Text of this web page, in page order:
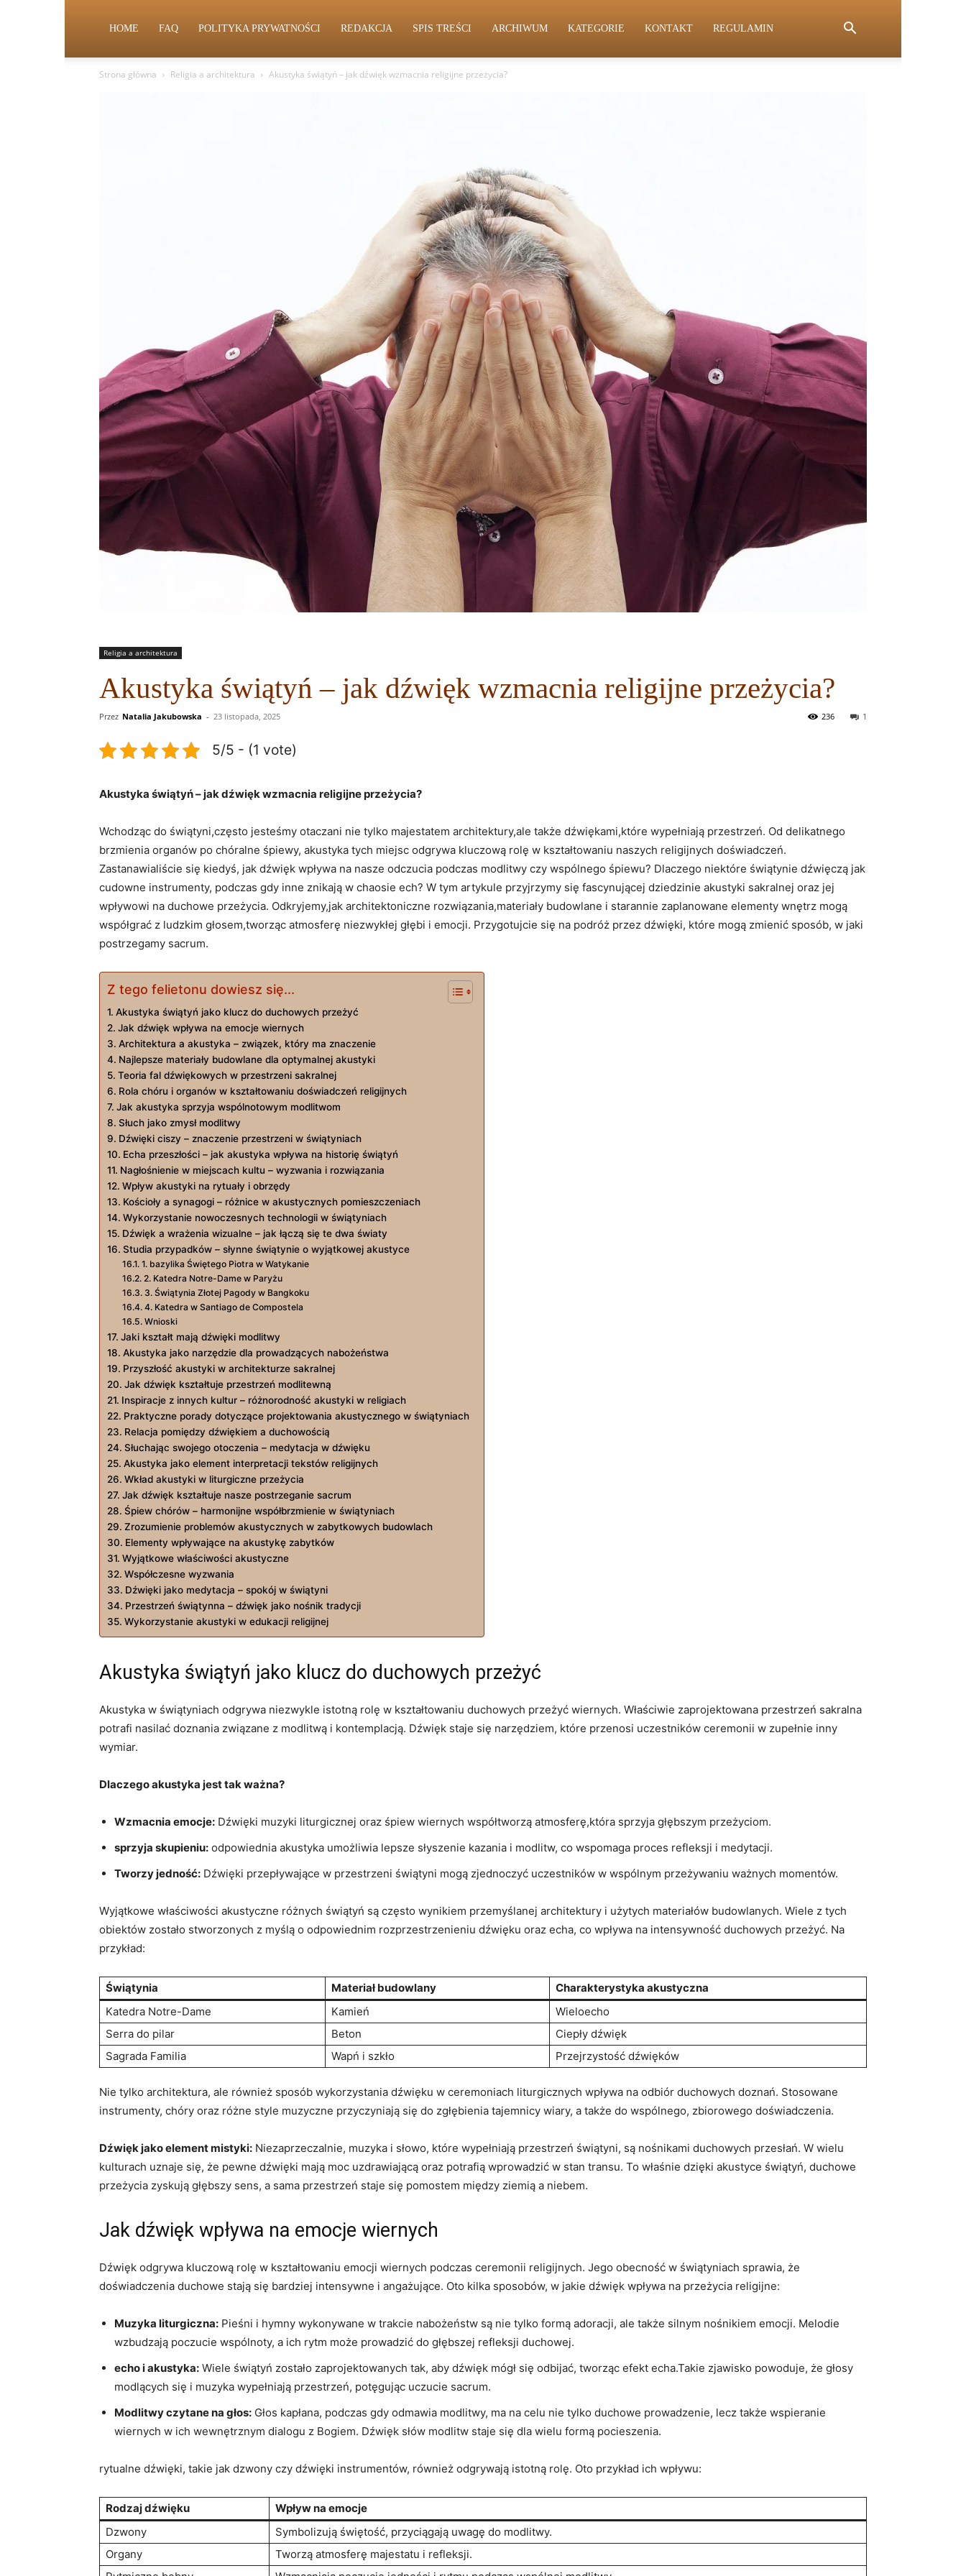
HOME FAQ POLITYKA PRYWATNOŚCI REDAKCJA SPIS TREŚCI ARCHIWUM KATEGORIE KONTAKT REGULAMIN
Strona główna Religia a architektura Akustyka świątyń – jak dźwięk wzmacnia religijne przeżycia?
Religia a architektura
Akustyka świątyń – jak dźwięk wzmacnia religijne przeżycia?
Przez Natalia Jakubowska - 23 listopada, 2025 1
236
5/5 - (1 vote)
Akustyka świątyń – jak dźwięk wzmacnia religijne przeżycia?
Wchodząc do świątyni,często jesteśmy otaczani nie tylko majestatem architektury,ale także dźwiękami,które wypełniają przestrzeń. Od delikatnego
brzmienia organów po chóralne śpiewy, akustyka tych miejsc odgrywa kluczową rolę w kształtowaniu naszych religijnych doświadczeń.
Zastanawialiście się kiedyś, jak dźwięk wpływa na nasze odczucia podczas modlitwy czy wspólnego śpiewu? Dlaczego niektóre świątynie dźwięczą jak
cudowne instrumenty, podczas gdy inne znikają w chaosie ech? W tym artykule przyjrzymy się fascynującej dziedzinie akustyki sakralnej oraz jej
wpływowi na duchowe przeżycia. Odkryjemy,jak architektoniczne rozwiązania,materiały budowlane i starannie zaplanowane elementy wnętrz mogą
współgrać z ludzkim głosem,tworząc atmosferę niezwykłej głębi i emocji. Przygotujcie się na podróż przez dźwięki, które mogą zmienić sposób, w jaki
postrzegamy sacrum.
Z tego felietonu dowiesz się...
Akustyka świątyń jako klucz do duchowych przeżyć
Jak dźwięk wpływa na emocje wiernych
Architektura a akustyka – związek, który ma znaczenie
Najlepsze materiały budowlane dla optymalnej akustyki
Teoria fal dźwiękowych w przestrzeni sakralnej
Rola chóru i organów w kształtowaniu doświadczeń religijnych
Jak akustyka sprzyja wspólnotowym modlitwom
Słuch jako zmysł modlitwy
Dźwięki ciszy – znaczenie przestrzeni w świątyniach
Echa przeszłości – jak akustyka wpływa na historię świątyń
Nagłośnienie w miejscach kultu – wyzwania i rozwiązania
Wpływ akustyki na rytuały i obrzędy
Kościoły a synagogi – różnice w akustycznych pomieszczeniach
Wykorzystanie nowoczesnych technologii w świątyniach
Dźwięk a wrażenia wizualne – jak łączą się te dwa światy
Studia przypadków – słynne świątynie o wyjątkowej akustyce
1. bazylika Świętego Piotra w Watykanie
2. Katedra Notre-Dame w Paryżu
3. Świątynia Złotej Pagody w Bangkoku
4. Katedra w Santiago de Compostela
Wnioski
Jaki kształt mają dźwięki modlitwy
Akustyka jako narzędzie dla prowadzących nabożeństwa
Przyszłość akustyki w architekturze sakralnej
Jak dźwięk kształtuje przestrzeń modlitewną
Inspiracje z innych kultur – różnorodność akustyki w religiach
Praktyczne porady dotyczące projektowania akustycznego w świątyniach
Relacja pomiędzy dźwiękiem a duchowością
Słuchając swojego otoczenia – medytacja w dźwięku
Akustyka jako element interpretacji tekstów religijnych
Wkład akustyki w liturgiczne przeżycia
Jak dźwięk kształtuje nasze postrzeganie sacrum
Śpiew chórów – harmonijne współbrzmienie w świątyniach
Zrozumienie problemów akustycznych w zabytkowych budowlach
Elementy wpływające na akustykę zabytków
Wyjątkowe właściwości akustyczne
Współczesne wyzwania
Dźwięki jako medytacja – spokój w świątyni
Przestrzeń świątynna – dźwięk jako nośnik tradycji
Wykorzystanie akustyki w edukacji religijnej
Akustyka świątyń jako klucz do duchowych przeżyć
Akustyka w świątyniach odgrywa niezwykle istotną rolę w kształtowaniu duchowych przeżyć wiernych. Właściwie zaprojektowana przestrzeń sakralna
potrafi nasilać doznania związane z modlitwą i kontemplacją. Dźwięk staje się narzędziem, które przenosi uczestników ceremonii w zupełnie inny
wymiar.
Dlaczego akustyka jest tak ważna?
Wzmacnia emocje: Dźwięki muzyki liturgicznej oraz śpiew wiernych współtworzą atmosferę,która sprzyja głębszym przeżyciom.
sprzyja skupieniu: odpowiednia akustyka umożliwia lepsze słyszenie kazania i modlitw, co wspomaga proces refleksji i medytacji.
Tworzy jedność: Dźwięki przepływające w przestrzeni świątyni mogą zjednoczyć uczestników w wspólnym przeżywaniu ważnych momentów.
Wyjątkowe właściwości akustyczne różnych świątyń są często wynikiem przemyślanej architektury i użytych materiałów budowlanych. Wiele z tych
obiektów zostało stworzonych z myślą o odpowiednim rozprzestrzenieniu dźwięku oraz echa, co wpływa na intensywność duchowych przeżyć. Na
przykład:
Świątynia Materiał budowlany
Charakterystyka akustyczna
Katedra Notre-Dame
Kamień
Wieloecho
Serra do pilar
Beton
Ciepły dźwięk
Sagrada Familia
Wapń i szkło Przejrzystość dźwięków
Nie tylko architektura, ale również sposób wykorzystania dźwięku w ceremoniach liturgicznych wpływa na odbiór duchowych doznań. Stosowane
instrumenty, chóry oraz różne style muzyczne przyczyniają się do zgłębienia tajemnicy wiary, a także do wspólnego, zbiorowego doświadczenia.
Dźwięk jako element mistyki: Niezaprzeczalnie, muzyka i słowo, które wypełniają przestrzeń świątyni, są nośnikami duchowych przesłań. W wielu
kulturach uznaje się, że pewne dźwięki mają moc uzdrawiającą oraz potrafią wprowadzić w stan transu. To właśnie dzięki akustyce świątyń, duchowe
przeżycia zyskują głębszy sens, a sama przestrzeń staje się pomostem między ziemią a niebem.
Jak dźwięk wpływa na emocje wiernych
Dźwięk odgrywa kluczową rolę w kształtowaniu emocji wiernych podczas ceremonii religijnych. Jego obecność w świątyniach sprawia, że
doświadczenia duchowe stają się bardziej intensywne i angażujące. Oto kilka sposobów, w jakie dźwięk wpływa na przeżycia religijne:
Muzyka liturgiczna: Pieśni i hymny wykonywane w trakcie nabożeństw są nie tylko formą adoracji, ale także silnym nośnikiem emocji. Melodie
wzbudzają poczucie wspólnoty, a ich rytm może prowadzić do głębszej refleksji duchowej.
echo i akustyka: Wiele świątyń zostało zaprojektowanych tak, aby dźwięk mógł się odbijać, tworząc efekt echa.Takie zjawisko powoduje, że głosy
modlących się i muzyka wypełniają przestrzeń, potęgując uczucie sacrum.
Modlitwy czytane na głos: Głos kapłana, podczas gdy odmawia modlitwy, ma na celu nie tylko duchowe prowadzenie, lecz także wspieranie
wiernych w ich wewnętrznym dialogu z Bogiem. Dźwięk słów modlitw staje się dla wielu formą pocieszenia.
rytualne dźwięki, takie jak dzwony czy dźwięki instrumentów, również odgrywają istotną rolę. Oto przykład ich wpływu:
Rodzaj dźwięku
Wpływ na emocje
Dzwony
Symbolizują świętość, przyciągają uwagę do modlitwy.
Organy
Tworzą atmosferę majestatu i refleksji.